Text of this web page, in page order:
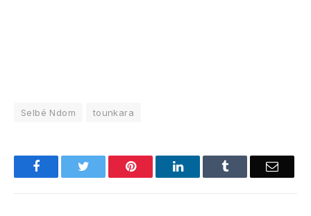
Selbé Ndom tounkara
FacebookTwitter Pinterest LinkedInTumblr Email